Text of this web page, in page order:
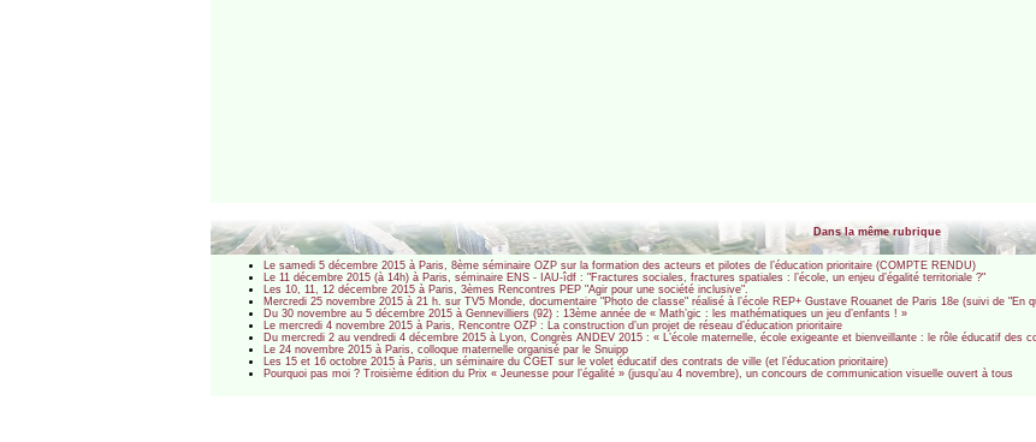
Dans la même rubrique
Le samedi 5 décembre 2015 à Paris, 8ème séminaire OZP sur la formation des acteurs et pilotes de l’éducation prioritaire (COMPTE RENDU)
Le 11 décembre 2015 (à 14h) à Paris, séminaire ENS - IAU-îdf : "Fractures sociales, fractures spatiales : l’école, un enjeu d’égalité territoriale ?"
Les 10, 11, 12 décembre 2015 à Paris, 3èmes Rencontres PEP "Agir pour une société inclusive".
Mercredi 25 novembre 2015 à 21 h. sur TV5 Monde, documentaire "Photo de classe" réalisé à l’école REP+ Gustave Rouanet de Paris 18e (suivi de "En
Du 30 novembre au 5 décembre 2015 à Gennevilliers (92) : 13ème année de « Math’gic : les mathématiques un jeu d’enfants ! »
Le mercredi 4 novembre 2015 à Paris, Rencontre OZP : La construction d’un projet de réseau d’éducation prioritaire
Du mercredi 2 au vendredi 4 décembre 2015 à Lyon, Congrès ANDEV 2015 : « L’école maternelle, école exigeante et bienveillante : le rôle éducatif des
Le 24 novembre 2015 à Paris, colloque maternelle organisé par le Snuipp
Les 15 et 16 octobre 2015 à Paris, un séminaire du CGET sur le volet éducatif des contrats de ville (et l’éducation prioritaire)
Pourquoi pas moi ? Troisième édition du Prix « Jeunesse pour l’égalité » (jusqu’au 4 novembre), un concours de communication visuelle ouvert à tous